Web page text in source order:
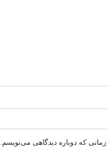
که دوباره دیدگاهی می‌نویسم.